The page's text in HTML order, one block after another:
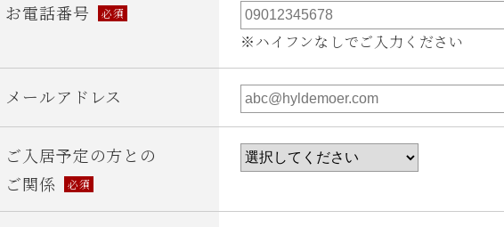
お電話番号 必須
※ハイフンなしでご入力ください
メールアドレス
ご入居予定の方との
ご関係
必須